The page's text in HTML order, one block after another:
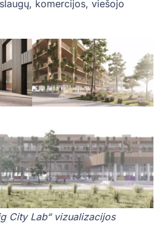
komercijos, viešojo
City Lab“ vizualizacijos